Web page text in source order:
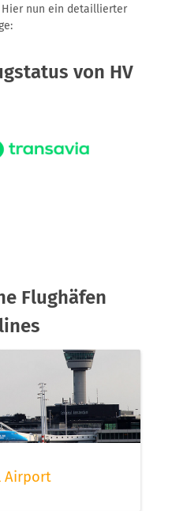
Hier nun ein detaillierter
von HV
Flughäfen
Airport